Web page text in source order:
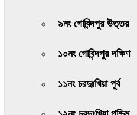
৯নং গোবিন্দপুর উত্তর
১০নং গোবিন্দপুর দক্ষিণ
১১নং চরদুঃখিয়া পূর্ব